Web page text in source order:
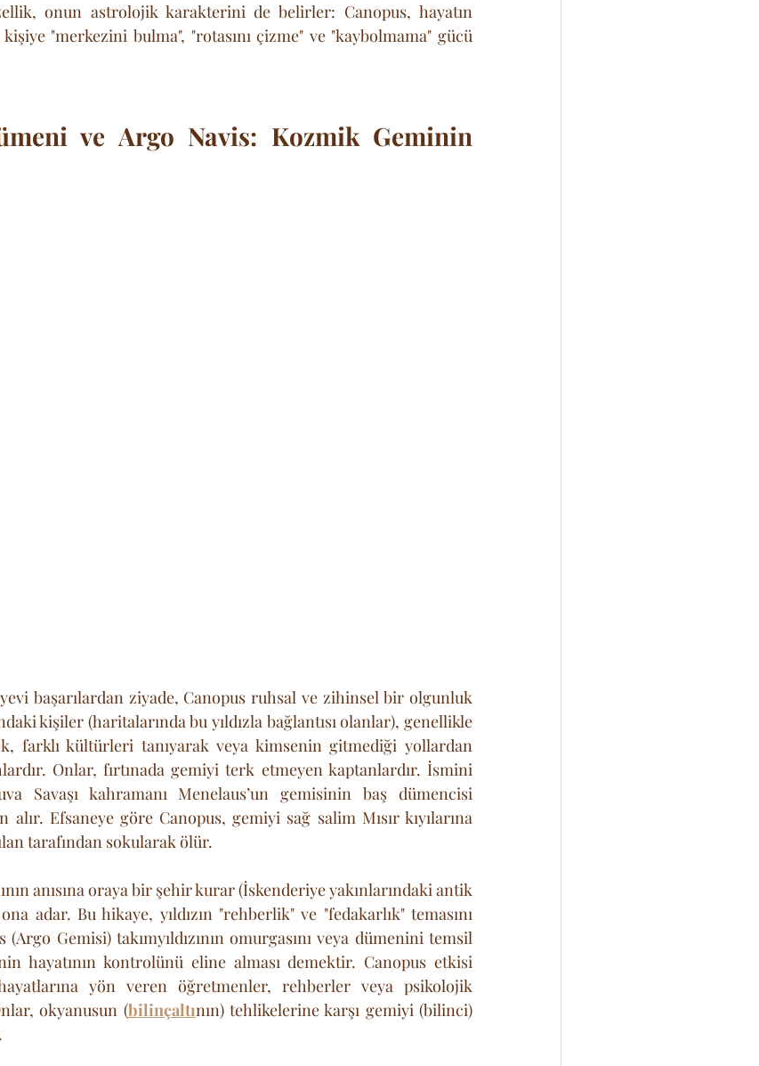
onun astrolojik karakterini de belirler: Canopus, hayatın
"merkezini bulma", "rotasını çizme" ve "kaybolmama" gücü
ve Argo Navis: Kozmik Geminin
başarılardan ziyade, Canopus ruhsal ve zihinsel bir olgunluk
kişiler (haritalarında bu yıldızla bağlantısı olanlar), genellikle
farklı kültürleri tanıyarak veya kimsenin gitmediği yollardan
Savaşı kahramanı Menelaus’un gemisinin baş dümencisi
alır. Efsaneye göre Canopus, gemiyi sağ salim Mısır kıyılarına
tarafından sokularak ölür.
anısına oraya bir şehir kurar (İskenderiye yakınlarındaki antik
adar. Bu hikaye, yıldızın "rehberlik" ve "fedakarlık" temasını
(Argo Gemisi) takımyıldızının omurgasını veya dümenini temsil
hayatının kontrolünü eline alması demektir. Canopus etkisi
hayatlarına yön veren öğretmenler, rehberler veya psikolojik
okyanusun (bilinçaltının) tehlikelerine karşı gemiyi (bilinci)